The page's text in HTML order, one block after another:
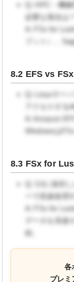
Q: HPC・機
必要な場合は？
A: FSx for
プット）。
8.2 EFS vs FSx
Q: Linuxサー
アクセスする
A: Amazon
Windowsは
8.3 FSx for
Q: S3に保存
ーで高速処理
A: FSx for
データを高速
給。
各
プレミ